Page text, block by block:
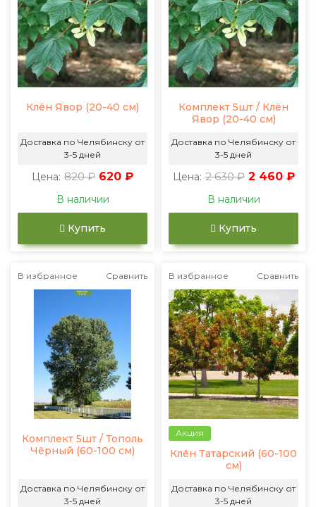
Клён Явор (20-40 см)
Доставка по Челябинску от
3-5 дней
Цена: 820 ₽ 620 ₽
В наличии
Купить
Комплект 5шт / Клён
Явор (20-40 см)
Доставка по Челябинску от
3-5 дней
Цена: 2 630 ₽ 2 460 ₽
В наличии
Купить
В избранное Сравнить
Комплект 5шт / Тополь
Чёрный (60-100 см)
Доставка по Челябинску от
3-5 дней
В избранное Сравнить
Акция
Клён Татарский (60-100
см)
Доставка по Челябинску от
3-5 дней